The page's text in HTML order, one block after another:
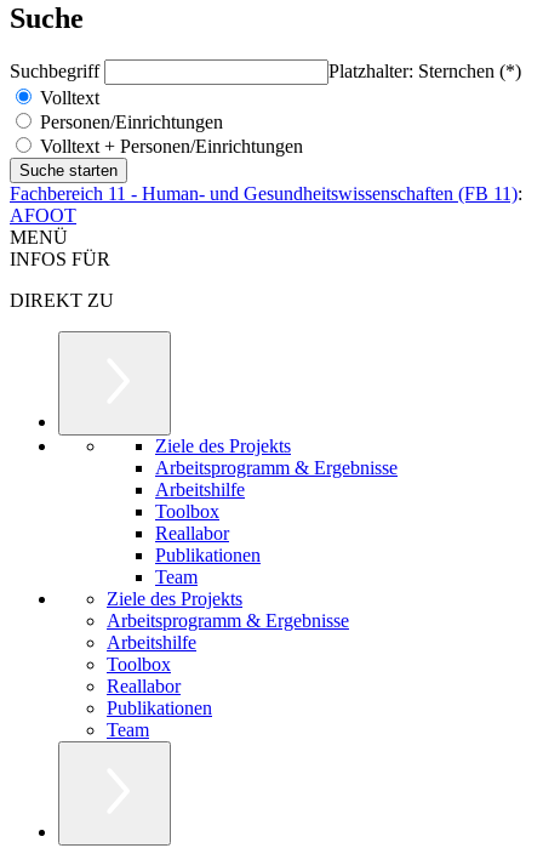
Suche
Suchbegriff
Platzhalter: Sternchen (*)
Volltext
Personen/Einrichtungen
Volltext + Personen/Einrichtungen
Fachbereich 11 - Human- und Gesundheitswissenschaften (FB 11):
AFOOT
MENÜ
INFOS FÜR
DIREKT ZU
Ziele des Projekts
Arbeitsprogramm & Ergebnisse
Arbeitshilfe
Toolbox
Reallabor
Publikationen
Team
Ziele des Projekts
Arbeitsprogramm & Ergebnisse
Arbeitshilfe
Toolbox
Reallabor
Publikationen
Team